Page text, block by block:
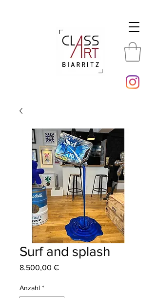
Surf and splash
8.500,00 €Preis
Anzahl *